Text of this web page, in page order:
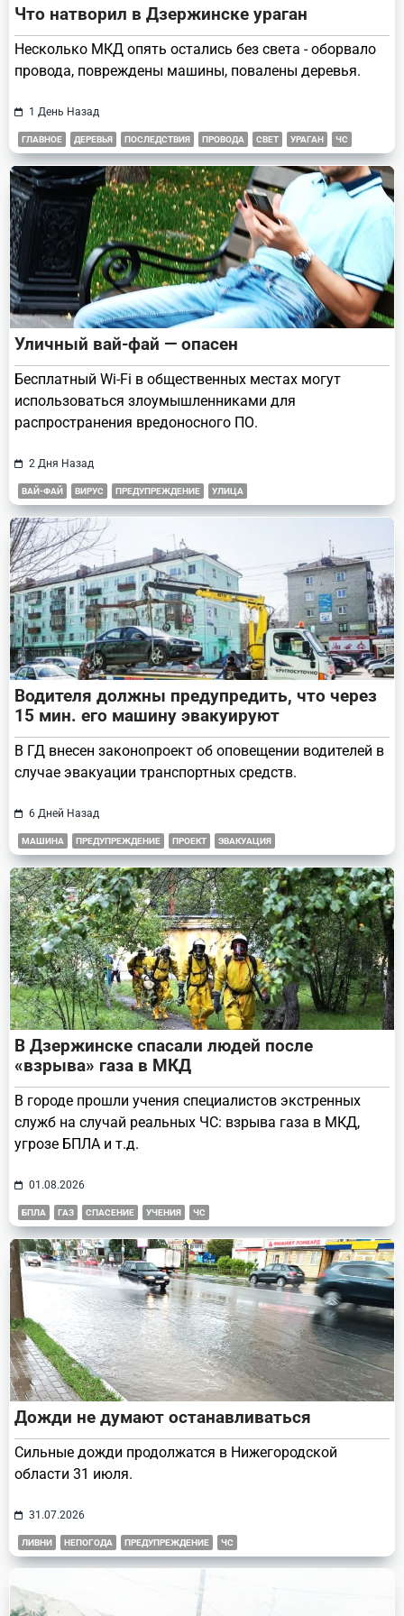
Что натворил в Дзержинске ураган
Несколько МКД опять остались без света - оборвало
провода, повреждены машины, повалены деревья.
1 День Назад
ГЛАВНОЕ ДЕРЕВЬЯ ПОСЛЕДСТВИЯ ПРОВОДА СВЕТ УРАГАН ЧС
Уличный вай-фай — опасен
Бесплатный Wi-Fi в общественных местах могут
использоваться злоумышленниками для
распространения вредоносного ПО.
2 Дня Назад
ВАЙ-ФАЙ ВИРУС ПРЕДУПРЕЖДЕНИЕ УЛИЦА
Водителя должны предупредить, что через
15 мин. его машину эвакуируют
В ГД внесен законопроект об оповещении водителей в
случае эвакуации транспортных средств.
6 Дней Назад
МАШИНА ПРЕДУПРЕЖДЕНИЕ ПРОЕКТ ЭВАКУАЦИЯ
В Дзержинске спасали людей после
«взрыва» газа в МКД
В городе прошли учения специалистов экстренных
служб на случай реальных ЧС: взрыва газа в МКД,
угрозе БПЛА и т.д.
01.08.2026
БПЛА ГАЗ СПАСЕНИЕ УЧЕНИЯ ЧС
Дожди не думают останавливаться
Сильные дожди продолжатся в Нижегородской
области 31 июля.
31.07.2026
ЛИВНИ НЕПОГОДА ПРЕДУПРЕЖДЕНИЕ ЧС